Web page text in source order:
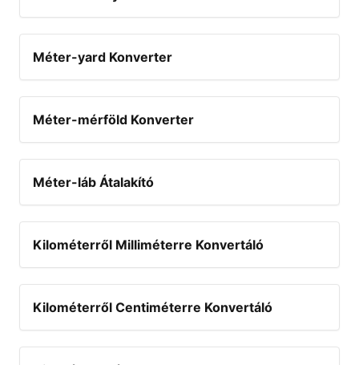
Méter-yard Konverter
Méter-mérföld Konverter
Méter-láb Átalakító
Kilométerről Milliméterre Konvertáló
Kilométerről Centiméterre Konvertáló